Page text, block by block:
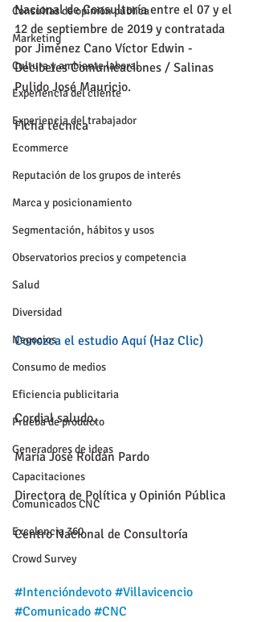
Consultas de opinión pública
Marketing
Cultura y ambiente laboral
Experiencia del cliente
Experiencia del trabajador
Ecommerce
Reputación de los grupos de interés
Marca y posicionamiento
Segmentación, hábitos y usos
Observatorios precios y competencia
Salud
Diversidad
Negocios
Consumo de medios
Eficiencia publicitaria
Prueba de producto
Generadores de ideas
Capacitaciones
Comunicados CNC
Excelencia 360
Crowd Survey
Nacional de Consultoría entre el 07 y el
12 de septiembre de 2019 y contratada
por Jiménez Cano Víctor Edwin -
Decibeles Comunicaciones / Salinas
Pulido José Mauricio.
Ficha técnica
Conozca el estudio Aquí (Haz Clic)
Cordial saludo,
María José Roldán Pardo
Directora de Política y Opinión Pública
Centro Nacional de Consultoría
#Intencióndevoto #Villavicencio
#Comunicado #CNC